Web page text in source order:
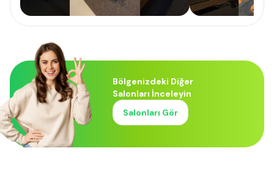
Bölgenizdeki Diğer
Salonları İnceleyin
Salonları Gör